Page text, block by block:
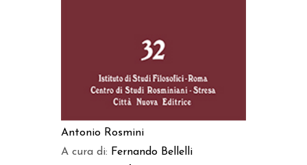
Antonio Rosmini
A cura di: Fernando Bellelli